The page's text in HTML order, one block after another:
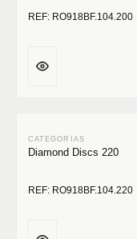
REF: RO918BF.104.200
Diamond Discs 220
REF: RO918BF.104.220